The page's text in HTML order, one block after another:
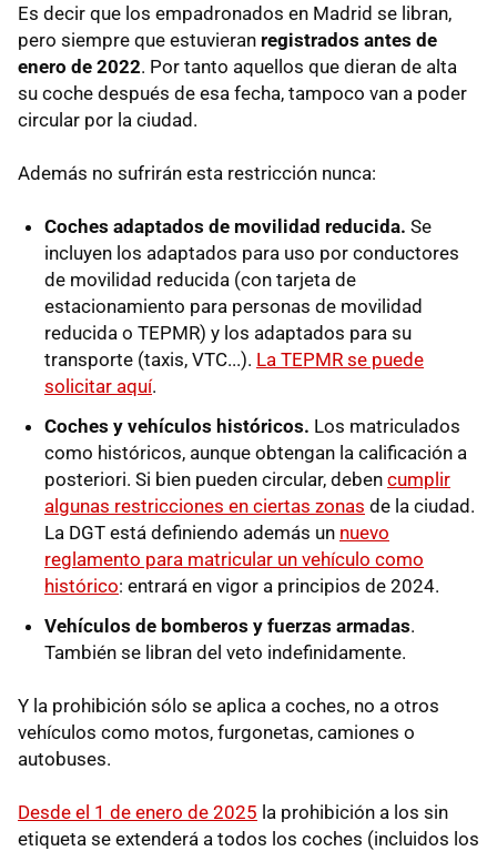
Es decir que los empadronados en Madrid se libran,
pero siempre que estuvieran registrados antes de
enero de 2022. Por tanto aquellos que dieran de alta
su coche después de esa fecha, tampoco van a poder
circular por la ciudad.
Además no sufrirán esta restricción nunca:
Coches adaptados de movilidad reducida. Se
incluyen los adaptados para uso por conductores
de movilidad reducida (con tarjeta de
estacionamiento para personas de movilidad
reducida o TEPMR) y los adaptados para su
transporte (taxis, VTC...). La TEPMR se puede
solicitar aquí.
Coches y vehículos históricos. Los matriculados
como históricos, aunque obtengan la calificación a
posteriori. Si bien pueden circular, deben cumplir
algunas restricciones en ciertas zonas de la ciudad.
La DGT está definiendo además un nuevo
reglamento para matricular un vehículo como
histórico: entrará en vigor a principios de 2024.
Vehículos de bomberos y fuerzas armadas.
También se libran del veto indefinidamente.
Y la prohibición sólo se aplica a coches, no a otros
vehículos como motos, furgonetas, camiones o
autobuses.
Desde el 1 de enero de 2025 la prohibición a los sin
etiqueta se extenderá a todos los coches (incluidos los